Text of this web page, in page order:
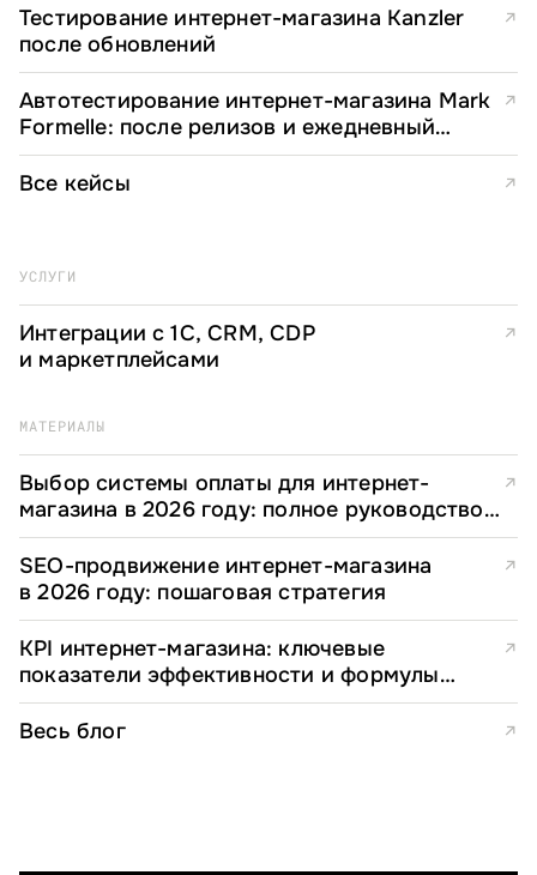
Тестирование интернет-магазина Kanzler
после обновлений
↗
Автотестирование интернет-магазина Mark
Formelle: после релизов и ежедневный
мониторинг
↗
Все кейсы ↗
УСЛУГИ
Интеграции с 1С, CRM, CDP
и маркетплейсами
↗
МАТЕРИАЛЫ
Выбор системы оплаты для интернет-
магазина в 2026 году: полное руководство
для e-commerce директоров
↗
SEO-продвижение интернет-магазина
в 2026 году: пошаговая стратегия
↗
KPI интернет-магазина: ключевые
показатели эффективности и формулы
расчета
↗
Весь блог ↗